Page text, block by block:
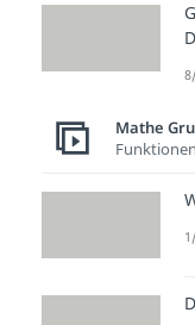
Mathe